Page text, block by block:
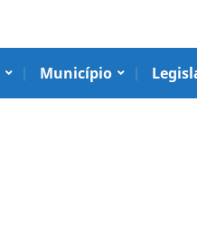
Município